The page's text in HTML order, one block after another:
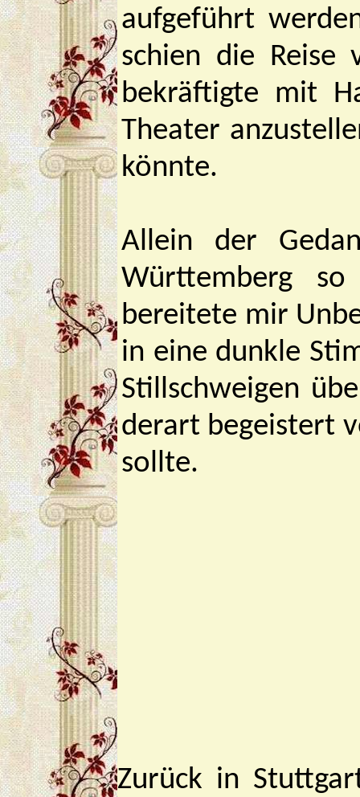
aufgeführt
schien die Reise
bekräftigte mit
Theater
könnte.
Allein der
Württemberg
bereitete mir
in eine dunkle
Stillschweigen
derart begeistert
sollte.
Zurück in